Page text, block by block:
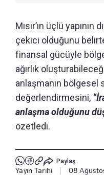
Mısır’ın üçlü yapının
çekici olduğunu
finansal gücüyle
ağırlık
anlaşmanın bölgesel
değerlendirmesini,
anlaşma olduğunu
özetledi.
Paylaş
Yayın Tarihi 08